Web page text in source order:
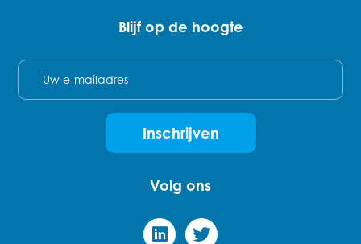
Blijf op de hoogte
Inschrijven
Volg ons